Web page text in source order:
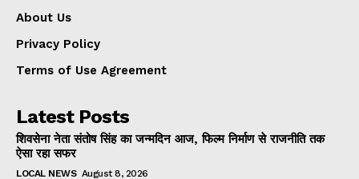
About Us
Privacy Policy
Terms of Use Agreement
Latest Posts
शिवसेना नेता संतोष सिंह का जन्मदिन आज, फिल्म निर्माण से राजनीति तक
ऐसा रहा सफर
LOCAL NEWS August 8, 2026